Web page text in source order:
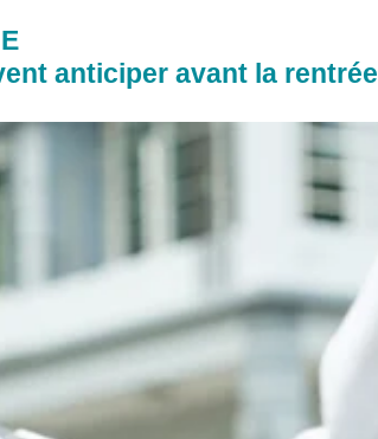
anticiper avant la rentrée